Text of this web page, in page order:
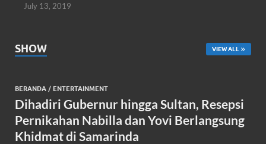
July 13, 2019
SHOW VIEW ALL
BERANDA / ENTERTAINMENT
Dihadiri Gubernur hingga Sultan, Resepsi
Pernikahan Nabilla dan Yovi Berlangsung
Khidmat di Samarinda